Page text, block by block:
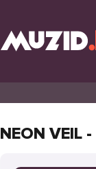
NEON VEIL -